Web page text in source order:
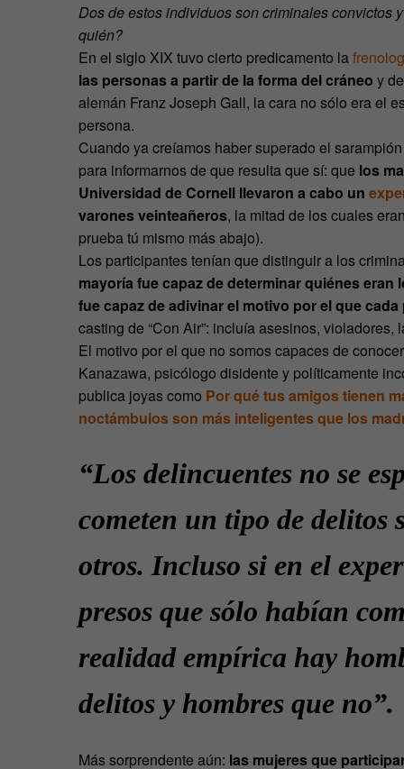
Dos de estos individuos son criminales convictos
quién?
En el siglo XIX tuvo cierto predicamento la
las personas a partir de la forma del cráneo y
alemán Franz Joseph Gall, la cara no sólo era el
persona.
Cuando ya creíamos haber superado el
para informarnos de que resulta que sí: que los
Universidad de Cornell llevaron a cabo un
varones veinteañeros, la mitad de los cuales
prueba tú mismo más abajo).
Los participantes tenían que distinguir a los
mayoría fue capaz de determinar quiénes eran
fue capaz de adivinar el motivo por el que
casting de “Con Air”: incluía asesinos,
El motivo por el que no somos capaces de
Kanazawa, psicólogo disidente y políticamente
publica joyas como Por qué tus amigos tienen
noctámbulos son más inteligentes que los
“Los delincuentes no se
cometen un tipo de delitos
otros. Incluso si en el
presos que sólo habían
realidad empírica hay
delitos y hombres que no”.
Más sorprendente aún: las mujeres que